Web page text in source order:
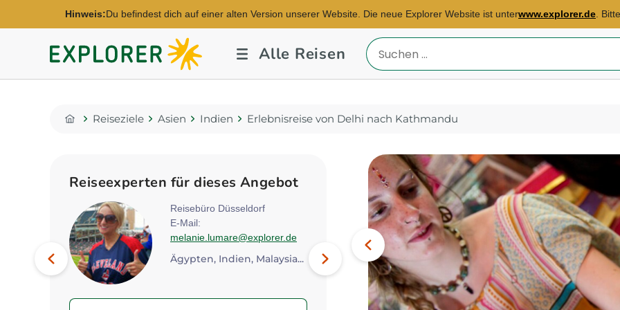
Hinweis:Du befindest dich auf einer alten Version unserer Website. Die neue Explorer Website ist unterwww.explorer.de .
Explorer
Fernreisen
Alle Reisen
Reiseland
eingeben
Home
Reiseziele Asien Indien Erlebnisreise von Delhi nach Kathmandu
Vorheriges
Bild
Reiseexperten für dieses Angebot
Ägypten, Tansania, China...
Reisebüro Düsseldorf
E-Mail:
melanie.lumare@explorer.de
Ägypten, Indien, Malaysia...
Reisebüro Frankfurt
E-Mail:rita.theissen-
samari@explorer.de
Botswana, Kenia, Namibia...
Nächstes
Bild